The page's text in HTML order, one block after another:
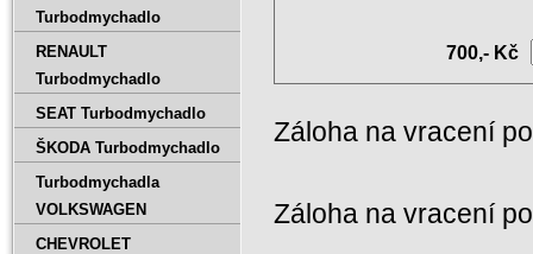
700,- Kč
Záloha na vracení
Záloha na vracení
Turbodmychadlo
RENAULT
Turbodmychadlo
SEAT Turbodmychadlo
ŠKODA Turbodmychadlo
Turbodmychadla
VOLKSWAGEN
CHEVROLET